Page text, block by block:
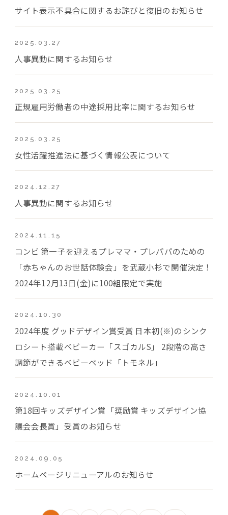
サイト表示不具合に関するお詫びと復旧のお知らせ
2025.03.27
人事異動に関するお知らせ
2025.03.25
正規雇用労働者の中途採用比率に関するお知らせ
2025.03.25
女性活躍推進法に基づく情報公表について
2024.12.27
人事異動に関するお知らせ
2024.11.15
コンビ 第一子を迎えるプレママ・プレパパのための
「赤ちゃんのお世話体験会」を武蔵小杉で開催決定！
2024年12月13日(金)に100組限定で実施
2024.10.30
2024年度 グッドデザイン賞受賞 日本初(※)のシンク
ロシート搭載ベビーカー「スゴカルS」 2段階の高さ
調節ができるベビーベッド「トモネル」
2024.10.01
第18回キッズデザイン賞「奨励賞 キッズデザイン協
議会会長賞」受賞のお知らせ
2024.09.05
ホームページリニューアルのお知らせ